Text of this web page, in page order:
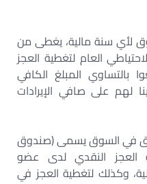
لأي سنة مالية، يغطى من
العام لتغطية العجز
المبلغ الكافي
لهم على صافي الإيرادات
صندوق في السوق يسمى (صندوق
العجز النقدي لدى عضو
وكذلك لتغطية العجز في